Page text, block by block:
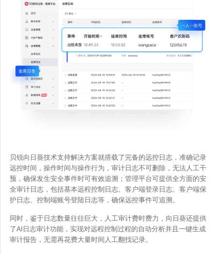
贝锐向日葵技术支持解决方案就搭载了完备的远控日志，准确记录
远控时间，操作时间与操作行为，审计日志不可删除，无法人工干
预，确保发生安全事件时可有效追溯；管理平台可提供全方面的安
全审计日志，包括基本远程控制日志、客户端登录日志、客户端保
护日志、控制端账号登陆日志等，确保远控事件可追溯。
同时，鉴于日志数量往往巨大，人工审计费时费力，向日葵还提供
了AI日志审计功能，实现对远程控制过程的自动分析并且一键生成
审计报告，无需再花费大量时间人工翻找记录。